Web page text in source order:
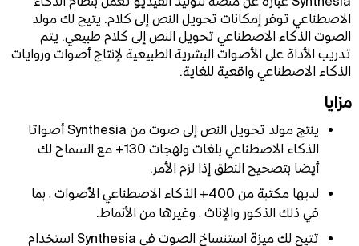
الاصطناعي توفر إمكانات تحويل النص إلى كلام. يتيح لك مولد
الصوت الذكاء الاصطناعي تحويل النص إلى كلام طبيعي. يتم
تدريب الأداة على الأصوات البشرية الطبيعية لإنتاج أصوات وروايات
الذكاء الاصطناعي واقعية للغاية.
مزايا
ينتج مولد تحويل النص إلى صوت من Synthesia أصواتا
الذكاء الاصطناعي بلغات ولهجات 130+ مع السماح لك
أيضا بتصحيح النطق إذا لزم الأمر.
لديها مكتبة من 400+ الذكاء الاصطناعي الأصوات ، بما
في ذلك الذكور والإناث ، وغيرها من الأنماط.
تتيح لك ميزة استنساخ الصوت في Synthesia استخدام